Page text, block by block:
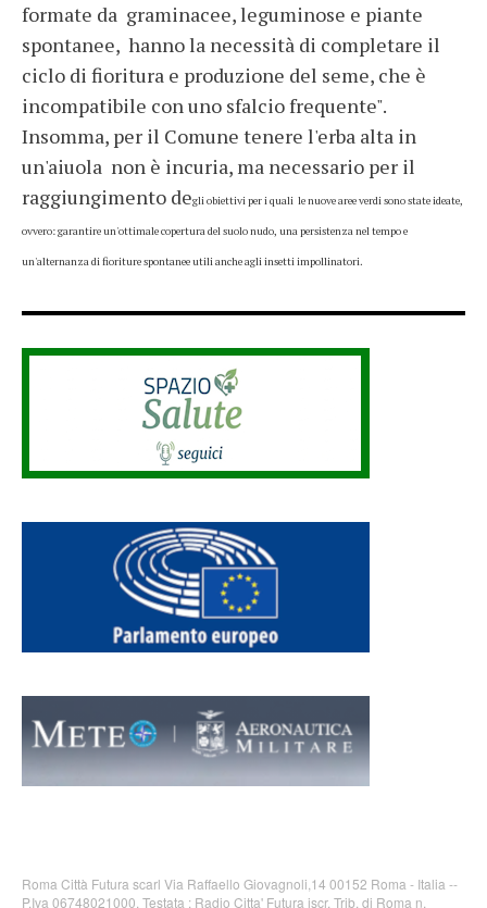
formate da graminacee, leguminose e piante
spontanee, hanno la necessità di completare il
ciclo di fioritura e produzione del seme, che è
incompatibile con uno sfalcio frequente".
Insomma, per il Comune tenere l'erba alta in
un'aiuola non è incuria, ma necessario per il
raggiungimento degli obiettivi per i quali le nuove aree verdi sono state ideate,
ovvero: garantire un'ottimale copertura del suolo nudo, una persistenza nel tempo e
un'alternanza di fioriture spontanee utili anche agli insetti impollinatori.
Roma Città Futura scarl Via Raffaello Giovagnoli,14 00152 Roma - Italia --
P.Iva 06748021000. Testata : Radio Citta' Futura iscr. Trib. di Roma n.